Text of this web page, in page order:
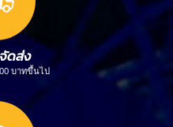
ดส่ง
บาทขึ้นไป